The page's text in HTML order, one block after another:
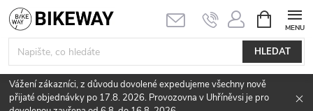
Přejít
na
obsah
HLEDAT
NÁKUPNÍ
KOŠÍK
Vážení zákazníci, z důvodu dovolené expedujeme všechny nově
přijaté objednávky po 17.8. 2026. Provozovna v Uhříněvsi je pro